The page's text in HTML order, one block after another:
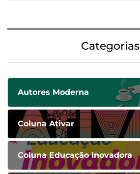
Categorias
Autores Moderna
Coluna Ativar
Coluna Educação Inovadora